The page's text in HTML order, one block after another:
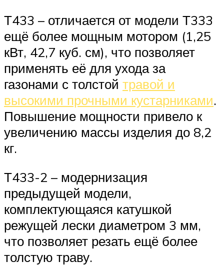
Т433 – отличается от модели Т333
ещё более мощным мотором (1,25
кВт, 42,7 куб. см), что позволяет
применять её для ухода за
газонами с толстой травой и
высокими прочными кустарниками.
Повышение мощности привело к
увеличению массы изделия до 8,2
кг.
Т433-2 – модернизация
предыдущей модели,
комплектующаяся катушкой
режущей лески диаметром 3 мм,
что позволяет резать ещё более
толстую траву.